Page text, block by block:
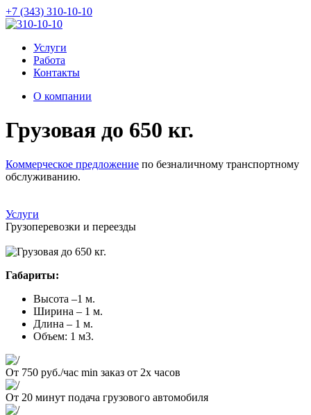
+7 (343) 310-10-10
Услуги
Работа
Контакты
О компании
Грузовая до 650 кг.
Коммерческое предложение по безналичному транспортному
обслуживанию.
Услуги
Грузоперевозки и переезды
Габариты:
Высота –1 м.
Ширина – 1 м.
Длина – 1 м.
Объем: 1 м3.
От 750 руб./час min заказ от 2х часов
От 20 минут подача грузового автомобиля